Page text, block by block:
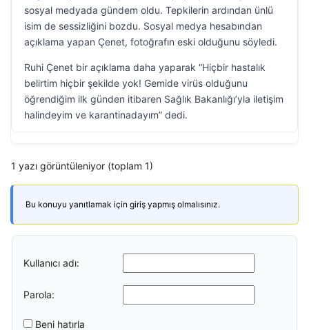
sosyal medyada gündem oldu. Tepkilerin ardından ünlü
isim de sessizliğini bozdu. Sosyal medya hesabından
açıklama yapan Çenet, fotoğrafın eski olduğunu söyledi.
Ruhi Çenet bir açıklama daha yaparak “Hiçbir hastalık
belirtim hiçbir şekilde yok! Gemide virüs olduğunu
öğrendiğim ilk günden itibaren Sağlık Bakanlığı’yla iletişim
halindeyim ve karantinadayım” dedi.
1 yazı görüntüleniyor (toplam 1)
Bu konuyu yanıtlamak için giriş yapmış olmalısınız.
Kullanıcı adı:
Parola:
Beni hatırla